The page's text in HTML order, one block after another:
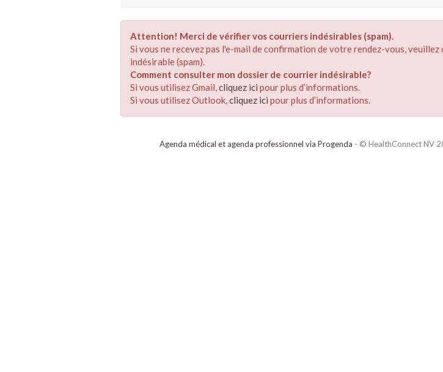
Attention! Merci de vérifier vos courriers indésirables (spam).
Si vous ne recevez pas l'e-mail de confirmation de votre rendez-vous,
indésirable (spam).
Comment consulter mon dossier de courrier indésirable?
Si vous utilisez Gmail,cliquez ici pour plus d’informations.
Si vous utilisez Outlook,cliquez ici pour plus d’informations.
Agenda médical et agenda professionnel via Progenda - © HealthConnect NV